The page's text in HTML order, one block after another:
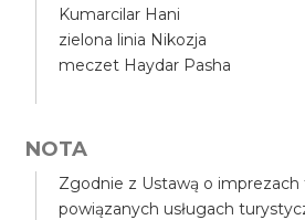
Kumarcilar Hani
zielona linia Nikozja
meczet Haydar Pasha
NOTA
Zgodnie z Ustawą o
powiązanych usługach